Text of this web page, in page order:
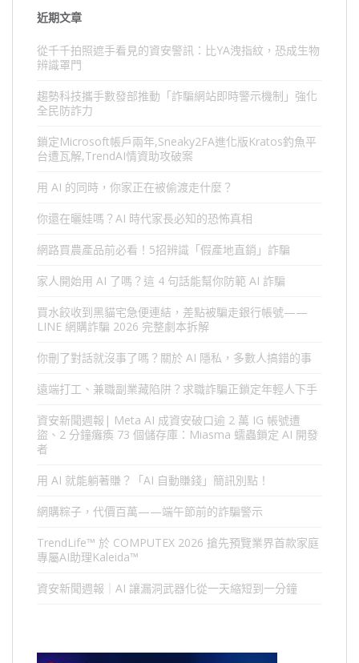
近期文章
從千千拍照遮手看見的資安警訊：比YA洩指紋，恐成生物
辨識罩門
趨勢科技攜手數發部推動「詐騙網站即時警示機制」強化
全民防詐力
鎖定Microsoft帳戶兩年,Sneaky2FA進化版Kratos釣魚平
台遭瓦解,TrendAI情資助攻破案
用 AI 的同時，你家正在被偷渡走什麼？
你還在曬娃嗎？AI 時代家長必知的恐怖真相
網路買農產品前必看！5招辨識「假產地直銷」詐騙
家人開始用 AI 了嗎？這 4 句話能幫你防範 AI 詐騙
買水餃收到黑貓宅急便連結，差點被騙走銀行帳號——
LINE 網購詐騙 2026 完整劇本拆解
你刪了對話就沒事了嗎？關於 AI 隱私，多數人搞錯的事
遠端打工、兼職副業藏陷阱？求職詐騙正鎖定年輕人下手
資安新聞週報| Meta AI 成資安破口逾 2 萬 IG 帳號遭
盜、2 分鐘癱瘓 73 個儲存庫：Miasma 蠕蟲鎖定 AI 開發
者
用 AI 就能躺著賺？「AI 自動賺錢」簡訊別點！
網購粽子，代價百萬——端午節前的詐騙警示
TrendLife™ 於 COMPUTEX 2026 搶先預覽業界首款家庭
專屬AI助理Kaleida™
資安新聞週報｜AI 讓漏洞武器化從一天縮短到一分鐘